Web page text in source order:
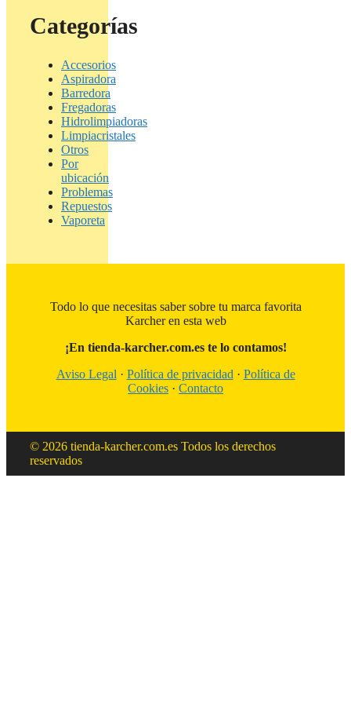
Categorías
Accesorios
Aspiradora
Barredora
Fregadoras
Hidrolimpiadoras
Limpiacristales
Otros
Por
ubicación
Problemas
Repuestos
Vaporeta
Todo lo que necesitas saber sobre tu marca favorita
Karcher en esta web
¡En tienda-karcher.com.es te lo contamos!
Aviso Legal · Política de privacidad · Política de
Cookies · Contacto
© 2026 tienda-karcher.com.es Todos los derechos
reservados